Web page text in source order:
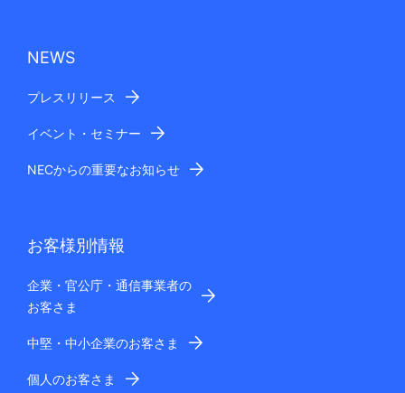
NEWS
プレスリリース
イベント・セミナー
NECからの重要なお知らせ
お客様別情報
企業・官公庁・通信事業者の
お客さま
中堅・中小企業のお客さま
個人のお客さま